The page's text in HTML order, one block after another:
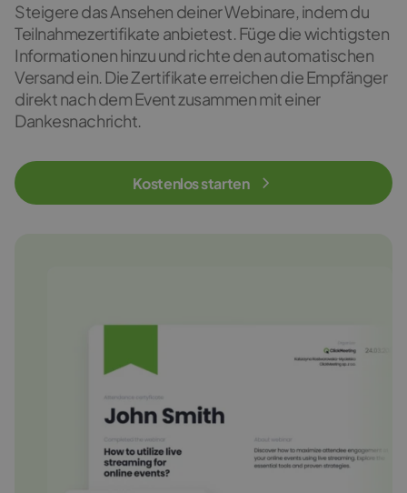
Steigere das Ansehen deiner Webinare, indem du
Teilnahmezertifikate anbietest. Füge die wichtigsten
Informationen hinzu und richte den automatischen
Versand ein. Die Zertifikate erreichen die Empfänger
direkt nach dem Event zusammen mit einer
Dankesnachricht.
Kostenlos starten